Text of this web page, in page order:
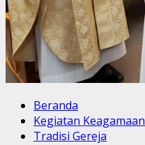
Beranda
Kegiatan Keagamaan
Tradisi Gereja